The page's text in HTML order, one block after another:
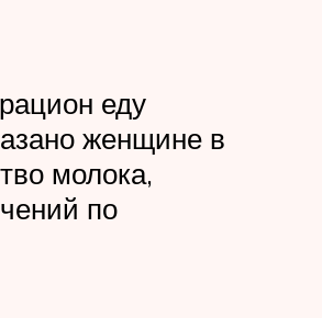
еду
женщине в
молока,
по